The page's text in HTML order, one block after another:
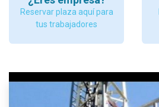
Reservar plaza aquí para
tus trabajadores